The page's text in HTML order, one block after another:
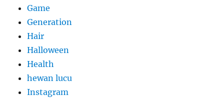
Game
Generation
Hair
Halloween
Health
hewan lucu
Instagram